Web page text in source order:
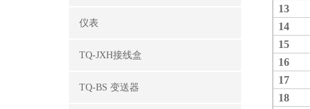
仪表
TQ-JXH接线盒
TQ-BS 变送器
13
14
15
16
17
18